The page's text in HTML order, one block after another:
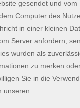
gesendet und vom
Computer des
in einer kleinen
Server anfordern,
wurden als
zu merken
Sie in die
unseren